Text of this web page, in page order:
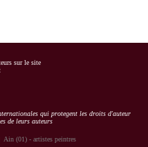
sur le site
qui protegent les droits d'auteur
de leurs auteurs
Ain (01) - artistes peintres